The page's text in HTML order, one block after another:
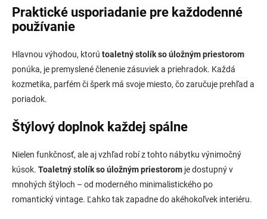
i
e
v
k
y
v
i
s
Praktické usporiadanie pre každodenné
používanie
Hlavnou výhodou, ktorú toaletný stolík so úložným priestorom
ponúka, je premyslené členenie zásuviek a priehradok. Každá
kozmetika, parfém či šperk má svoje miesto, čo zaručuje prehľad a
poriadok.
Štýlový doplnok každej spálne
Nielen funkčnosť, ale aj vzhľad robí z tohto nábytku výnimočný
kúsok. Toaletný stolík so úložným priestorom je dostupný v
mnohých štýloch – od moderného minimalistického po
romantický vintage. Ľahko tak zapadne do akéhokoľvek interiéru.